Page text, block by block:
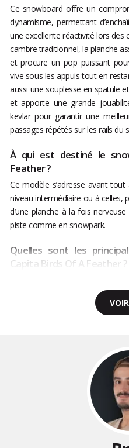
Ce snowboard offre un
dynamisme, permettant
une excellente réactivité lors des
cambre traditionnel, la planche
et procure un pop puissant
vive sous les appuis tout en
aussi une souplesse en spatule
et apporte une grande
kevlar pour garantir une
passages répétés sur les rails du
À qui est destiné le
Feather ?
Ce modèle s’adresse avant
niveau intermédiaire ou à celles,
d’une planche à la fois
piste comme en snowpark.
Quelles sont les
Capita Birds Of A Feather ?